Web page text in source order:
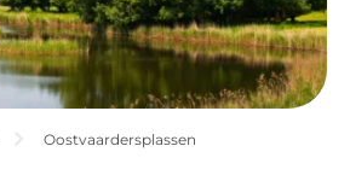
Oostvaardersplassen